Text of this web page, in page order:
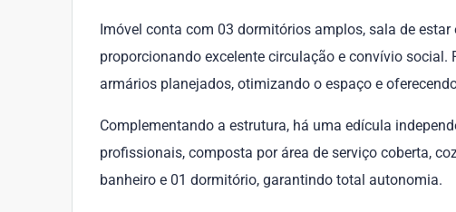
Imóvel conta com 03 dormitórios amplos, sala de
proporcionando excelente circulação e convívio
armários planejados, otimizando o espaço e
Complementando a estrutura, há uma edícula
profissionais, composta por área de serviço coberta,
banheiro e 01 dormitório, garantindo total autonomia.